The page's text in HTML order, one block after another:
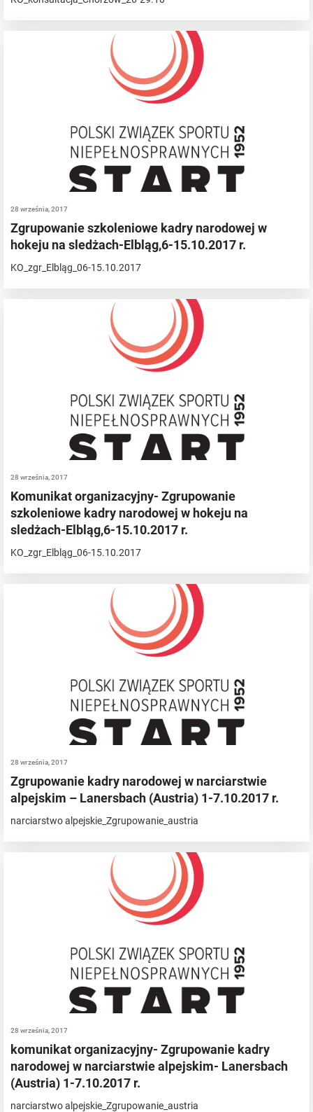
28 września, 2017
Zgrupowanie szkoleniowe kadry narodowej w
hokeju na sledżach-Elbląg,6-15.10.2017 r.
KO_zgr_Elbląg_06-15.10.2017
28 września, 2017
Komunikat organizacyjny- Zgrupowanie
szkoleniowe kadry narodowej w hokeju na
sledżach-Elbląg,6-15.10.2017 r.
KO_zgr_Elbląg_06-15.10.2017
28 września, 2017
Zgrupowanie kadry narodowej w narciarstwie
alpejskim – Lanersbach (Austria) 1-7.10.2017 r.
narciarstwo alpejskie_Zgrupowanie_austria
28 września, 2017
komunikat organizacyjny- Zgrupowanie kadry
narodowej w narciarstwie alpejskim- Lanersbach
(Austria) 1-7.10.2017 r.
narciarstwo alpejskie_Zgrupowanie_austria